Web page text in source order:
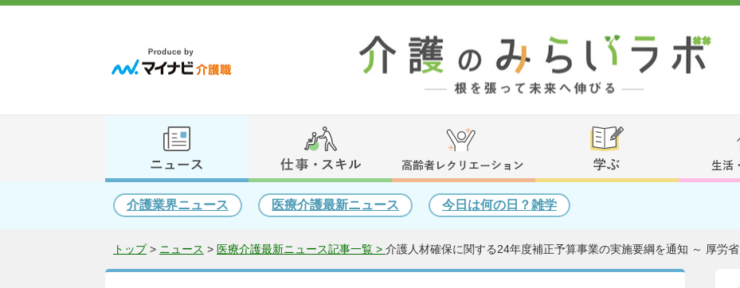
介護業界ニュース 医療介護最新ニュース 今日は何の日？雑学
トップ> ニュース > 医療介護最新ニュース記事一覧 > 介護人材確保に関する24年度補正予算事業の実施要綱を通知 ～ 厚労省